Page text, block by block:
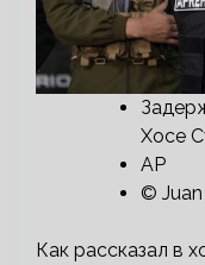
Хосе
AP
©
Как рассказал в